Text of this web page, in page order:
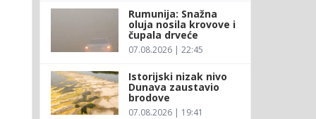
Rumunija: Snažna
oluja nosila krovove i
čupala drveće
07.08.2026 | 22:45
Istorijski nizak nivo
Dunava zaustavio
brodove
07.08.2026 | 19:41